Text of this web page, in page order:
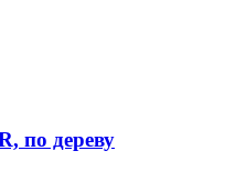
по дереву